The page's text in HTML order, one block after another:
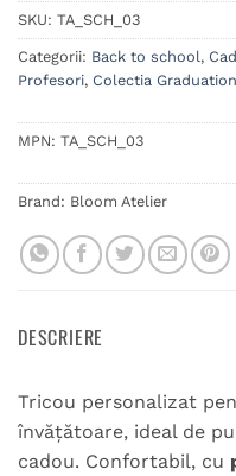
SKU: TA_SCH_03
Categorii: Back to school,
Profesori, Colectia Graduation
MPN: TA_SCH_03
Brand: Bloom Atelier
DESCRIERE
Tricou personalizat
învățătoare, ideal de
cadou. Confortabil, cu